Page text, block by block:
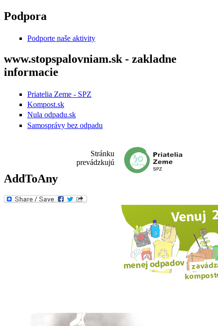
Skočiť na hlavný obsah
Podpora
Podporte naše aktivity
www.stopspalovniam.sk - zakladne
informacie
Priatelia Zeme - SPZ
Kompost.sk
Nula odpadu.sk
Samosprávy bez odpadu
Stránku
prevádzkujú
AddToAny